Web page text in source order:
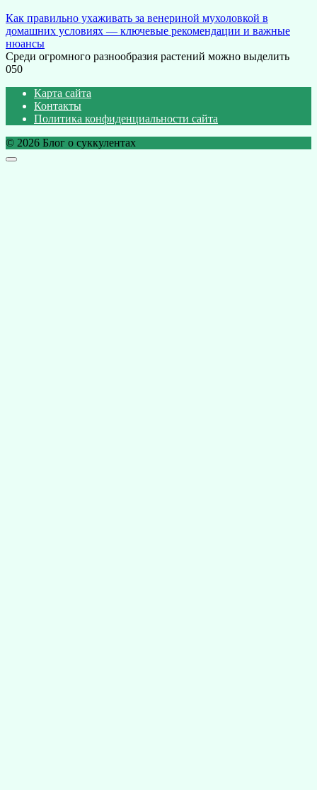
Как правильно ухаживать за венериной мухоловкой в
домашних условиях — ключевые рекомендации и важные
нюансы
Среди огромного разнообразия растений можно выделить
050
Карта сайта
Контакты
Политика конфиденциальности сайта
© 2026 Блог о суккулентах